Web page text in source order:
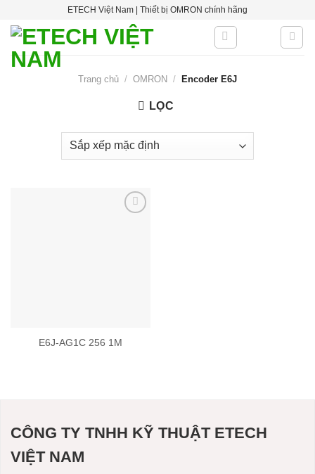
content
ETECH Việt Nam | Thiết bị OMRON chính hãng
Trang chủ / OMRON / Encoder E6J
LỌC
E6J-AG1C 256 1M
CÔNG TY TNHH KỸ THUẬT ETECH
VIỆT NAM